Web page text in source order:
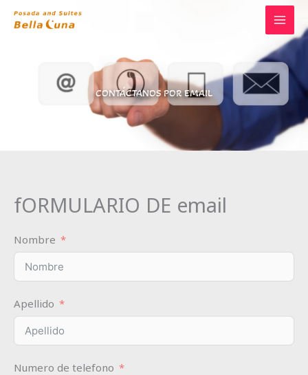
CONTÁCTANOS POR EMAIL
fORMULARIO DE email
Nombre
Apellido
Numero de telefono